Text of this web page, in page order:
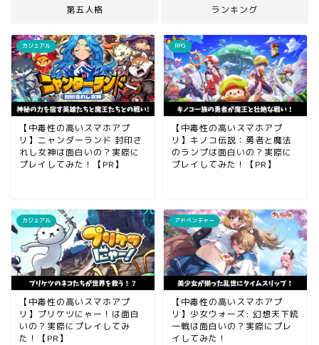
第五人格 ランキング
カジュアル
【中毒性の高いスマホアプ
リ】ニャンダーランド 封印さ
れし女神は面白いの？実際に
プレイしてみた！【PR】
RPG
【中毒性の高いスマホアプ
リ】キノコ伝説：勇者と魔法
のランプは面白いの？実際に
プレイしてみた！【PR】
カジュアル
【中毒性の高いスマホアプ
リ】プリケツにゃー！は面白
いの？実際にプレイしてみ
た！【PR】
アドベンチャー
【中毒性の高いスマホアプ
リ】少女ウォーズ: 幻想天下統
一戦は面白いの？実際にプレ
イしてみた！